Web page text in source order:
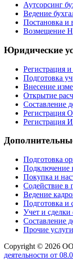
Аутсорсинг
Ведение
Постановка и
Возмещение
Юридические
Регистрация
Подготовка
Внесение
Открытие
Составление
Регистрация
Регистрация
Подготовка
Подключение
Покупка и
Содействие в
Ведение
Подготовка и
Учет и
Составление
Прочие услуги
Copyright © 2026
деятельности от